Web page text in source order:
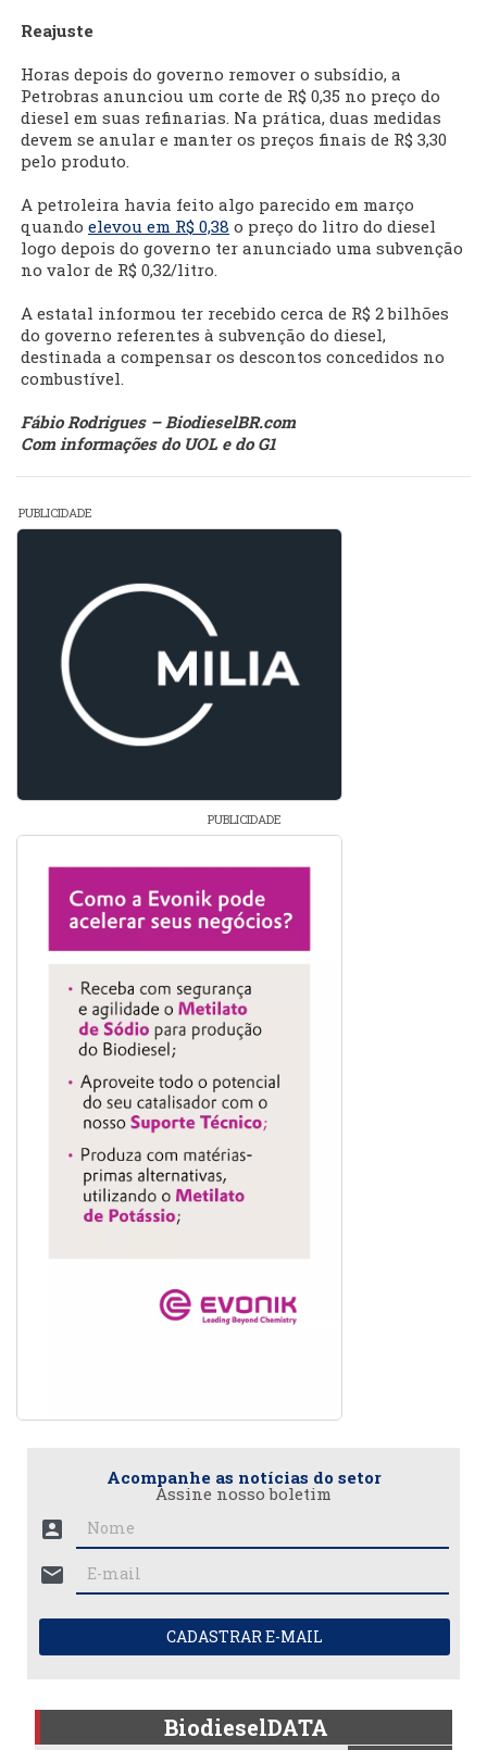
Reajuste
Horas depois do governo remover o subsídio, a
Petrobras anunciou um corte de R$ 0,35 no preço do
diesel em suas refinarias. Na prática, duas medidas
devem se anular e manter os preços finais de R$ 3,30
pelo produto.
A petroleira havia feito algo parecido em março
quando elevou em R$ 0,38 o preço do litro do diesel
logo depois do governo ter anunciado uma subvenção
no valor de R$ 0,32/litro.
A estatal informou ter recebido cerca de R$ 2 bilhões
do governo referentes à subvenção do diesel,
destinada a compensar os descontos concedidos no
combustível.
Fábio Rodrigues – BiodieselBR.com
Com informações do UOL e do G1
PUBLICIDADE
PUBLICIDADE
Acompanhe as notícias do setor
Assine nosso boletim
account_box
mail
CADASTRAR E-MAIL
BiodieselDATA